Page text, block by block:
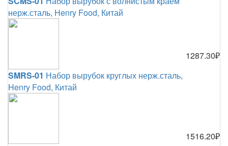
нерж.сталь, Henry Food, Китай
SMRS-01 Набор вырубок круглых нерж.сталь,
Henry Food, Китай
1287.30₽
1516.20₽